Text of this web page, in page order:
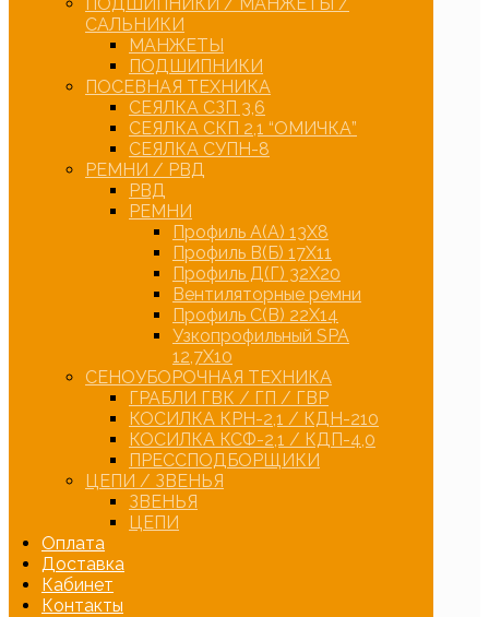
САЛЬНИКИ
МАНЖЕТЫ
ПОДШИПНИКИ
ПОСЕВНАЯ ТЕХНИКА
СЕЯЛКА СЗП 3,6
СЕЯЛКА СКП 2,1 “ОМИЧКА”
СЕЯЛКА СУПН-8
РЕМНИ / РВД
РВД
РЕМНИ
Профиль А(А) 13Х8
Профиль В(Б) 17Х11
Профиль Д(Г) 32Х20
Вентиляторные ремни
Профиль С(В) 22Х14
Узкопрофильный SPA
12,7Х10
СЕНОУБОРОЧНАЯ ТЕХНИКА
ГРАБЛИ ГВК / ГП / ГВР
КОСИЛКА КРН-2,1 / КДН-210
КОСИЛКА КСФ-2,1 / КДП-4,0
ПРЕССПОДБОРЩИКИ
ЦЕПИ / ЗВЕНЬЯ
ЗВЕНЬЯ
ЦЕПИ
Оплата
Доставка
Кабинет
Контакты